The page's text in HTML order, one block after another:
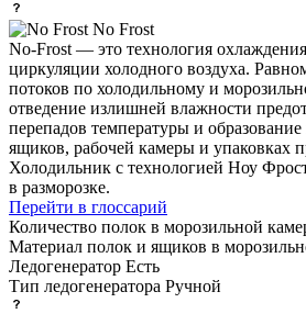
No Frost
No-Frost — это технология
циркуляции холодного воздуха.
потоков по холодильному и
отведение излишней влажности
перепадов температуры и
ящиков, рабочей камеры и упаковках
Холодильник с технологией Ноу
в разморозке.
Перейти в глоссарий
Количество полок в морозильной
Материал полок и ящиков в
Ледогенератор Есть
Тип ледогенератора Ручной